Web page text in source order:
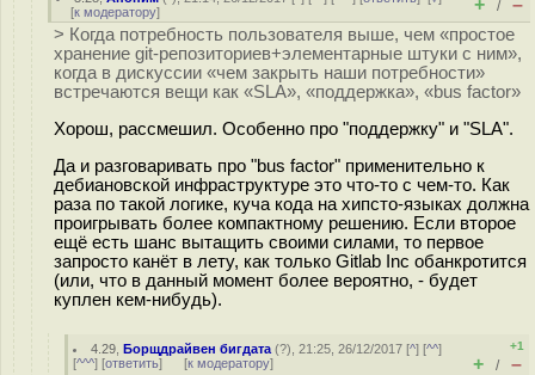
[к модератору] + / –
> Когда потребность пользователя выше, чем «простое
хранение git-репозиториев+элементарные штуки с ним»,
когда в дискуссии «чем закрыть наши потребности»
встречаются вещи как «SLA», «поддержка», «bus factor»
Хорош, рассмешил. Особенно про "поддержку" и "SLA".
Да и разговаривать про "bus factor" применительно к
дебиановской инфраструктуре это что-то с чем-то. Как
раза по такой логике, куча кода на хипсто-языках должна
проигрывать более компактному решению. Если второе
ещё есть шанс вытащить своими силами, то первое
запросто канёт в лету, как только Gitlab Inc обанкротится
(или, что в данный момент более вероятно, - будет
куплен кем-нибудь).
4.29 ,Борщдрайвен бигдата (?), 21:25, 26/12/2017 [^] [^^]
[^^^] [ответить] [к модератору]
+1
+ / –